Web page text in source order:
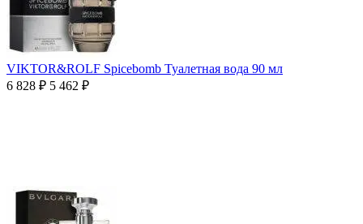
VIKTOR&ROLF Spicebomb Туалетная вода 90 мл
6 828 ₽ 5 462 ₽